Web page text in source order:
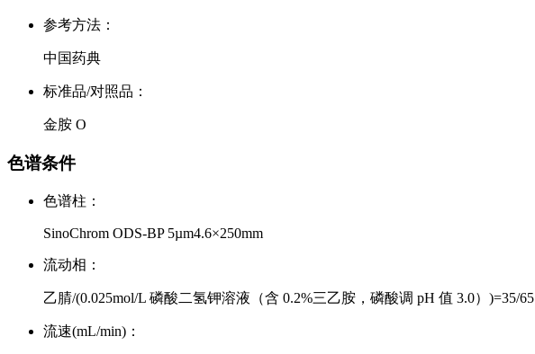
参考方法：
中国药典
标准品/对照品：
金胺 O
色谱条件
色谱柱：
SinoChrom ODS-BP 5µm4.6×250mm
流动相：
乙腈/(0.025mol/L 磷酸二氢钾溶液（含 0.2%三乙胺，磷酸调 pH 值 3.0）)=35/65
流速(mL/min)：